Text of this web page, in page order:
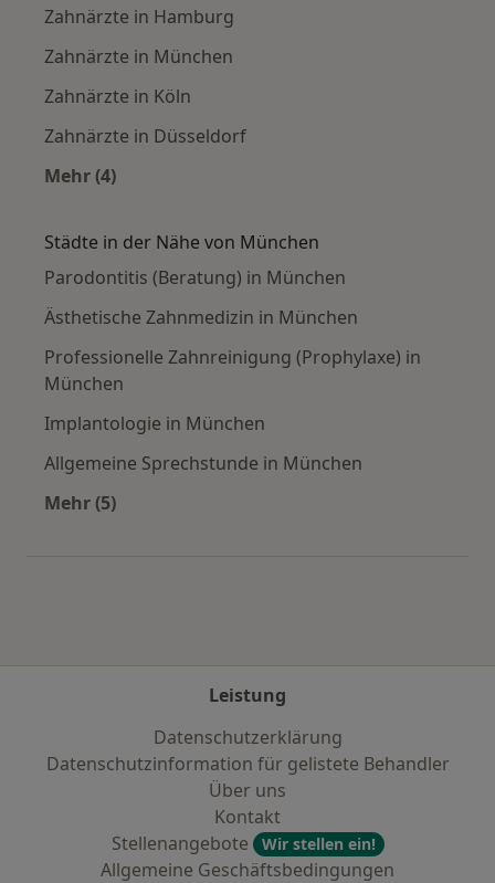
Zahnärzte in Hamburg
Zahnärzte in München
Zahnärzte in Köln
Zahnärzte in Düsseldorf
Mehr (4)
Städte in der Nähe von München
Parodontitis (Beratung) in München
Ästhetische Zahnmedizin in München
Professionelle Zahnreinigung (Prophylaxe) in
München
Implantologie in München
Allgemeine Sprechstunde in München
Mehr (5)
Leistung
Datenschutzerklärung
Datenschutzinformation für gelistete Behandler
Über uns
Kontakt
Stellenangebote
Wir stellen ein!
Allgemeine Geschäftsbedingungen